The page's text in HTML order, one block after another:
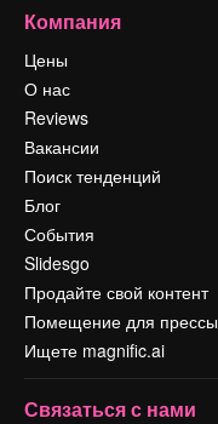
Компания
Цены
О нас
Reviews
Вакансии
Поиск тенденций
Блог
События
Slidesgo
Продайте свой контент
Помещение для прессы
Ищете magnific.ai
Связаться с нами